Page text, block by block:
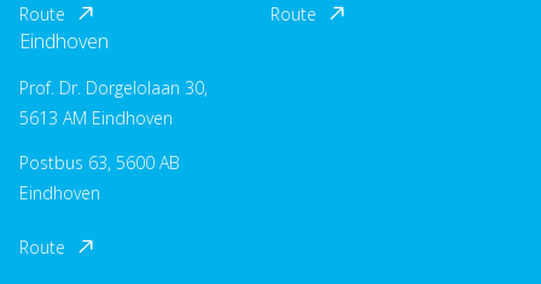
Route Route
Eindhoven
Prof. Dr. Dorgelolaan 30,
5613 AM Eindhoven
Postbus 63, 5600 AB
Eindhoven
Route